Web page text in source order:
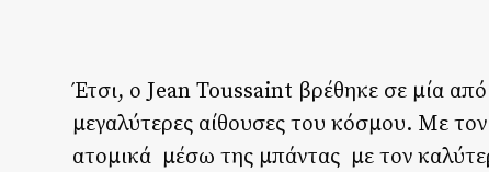
Έτσι, ο Jean Toussaint βρέθηκε σε μία
μεγαλύτερες αίθουσες του κόσμου. Με
ατομικά μέσω της μπάντας με τον